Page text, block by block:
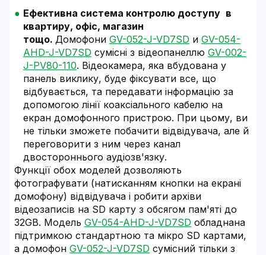
Ефективна система контролю доступу в
квартиру, офіс, магазин
тощо. Домофони GV-052-J-VD7SD и GV-054-
AHD-J-VD7SD сумісні з відеопанеллю GV-002-
J-PV80-110. Відеокамера, яка вбудована у
панель виклику, буде фіксувати все, що
відбувається, та передавати інформацію за
допомогою лінії коаксіального кабелю на
екран домофонного пристрою. При цьому, ви
не тільки зможете побачити відвідувача, але й
переговорити з ним через канал
двостороннього аудіозв'язку.
Функції обох моделей дозволяють
фотографувати (натисканням кнопки на екрані
домофону) відвідувача і робити архіви
відеозаписів на SD карту з обсягом пам'яті до
32GB. Модель GV-054-AHD-J-VD7SD обладнана
підтримкою стандартною та мікро SD картами,
а домофон GV-052-J-VD7SD сумісний тільки з